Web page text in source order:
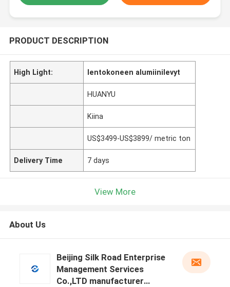
PRODUCT DESCRIPTION
High Light: lentokoneen alumiinilevyt
HUANYU
Kiina
US$3499-US$3899/ metric ton
Delivery Time 7 days
View More
About Us
Beijing Silk Road Enterprise
Management Services
Co.,LTD manufacturer